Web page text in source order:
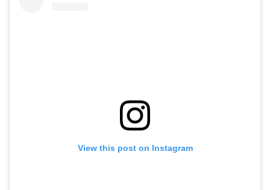
View this post on Instagram